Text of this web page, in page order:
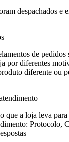
despachados e
de
por diferentes
diferente ou
que a loja leva
Protocolo,